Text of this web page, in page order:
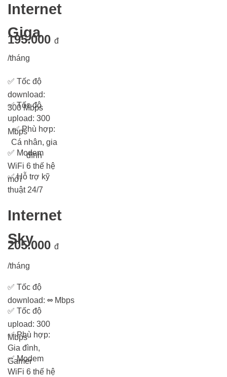
Internet
Giga
195.000 đ
/tháng
✅ Tốc độ
download:
300 Mbps
✅Tốc độ
upload: 300
Mbps
✅Phù hợp:
Cá nhân, gia
đình
✅ Modem
WiFi 6 thế hệ
mới
✅Hỗ trợ kỹ
thuật 24/7
Internet
Sky
205.000 đ
/tháng
✅ Tốc độ
download: ∞ Mbps
✅ Tốc độ
upload: 300
Mbps
✅Phù hợp:
Gia đình,
Gamer
✅Modem
WiFi 6 thế hệ